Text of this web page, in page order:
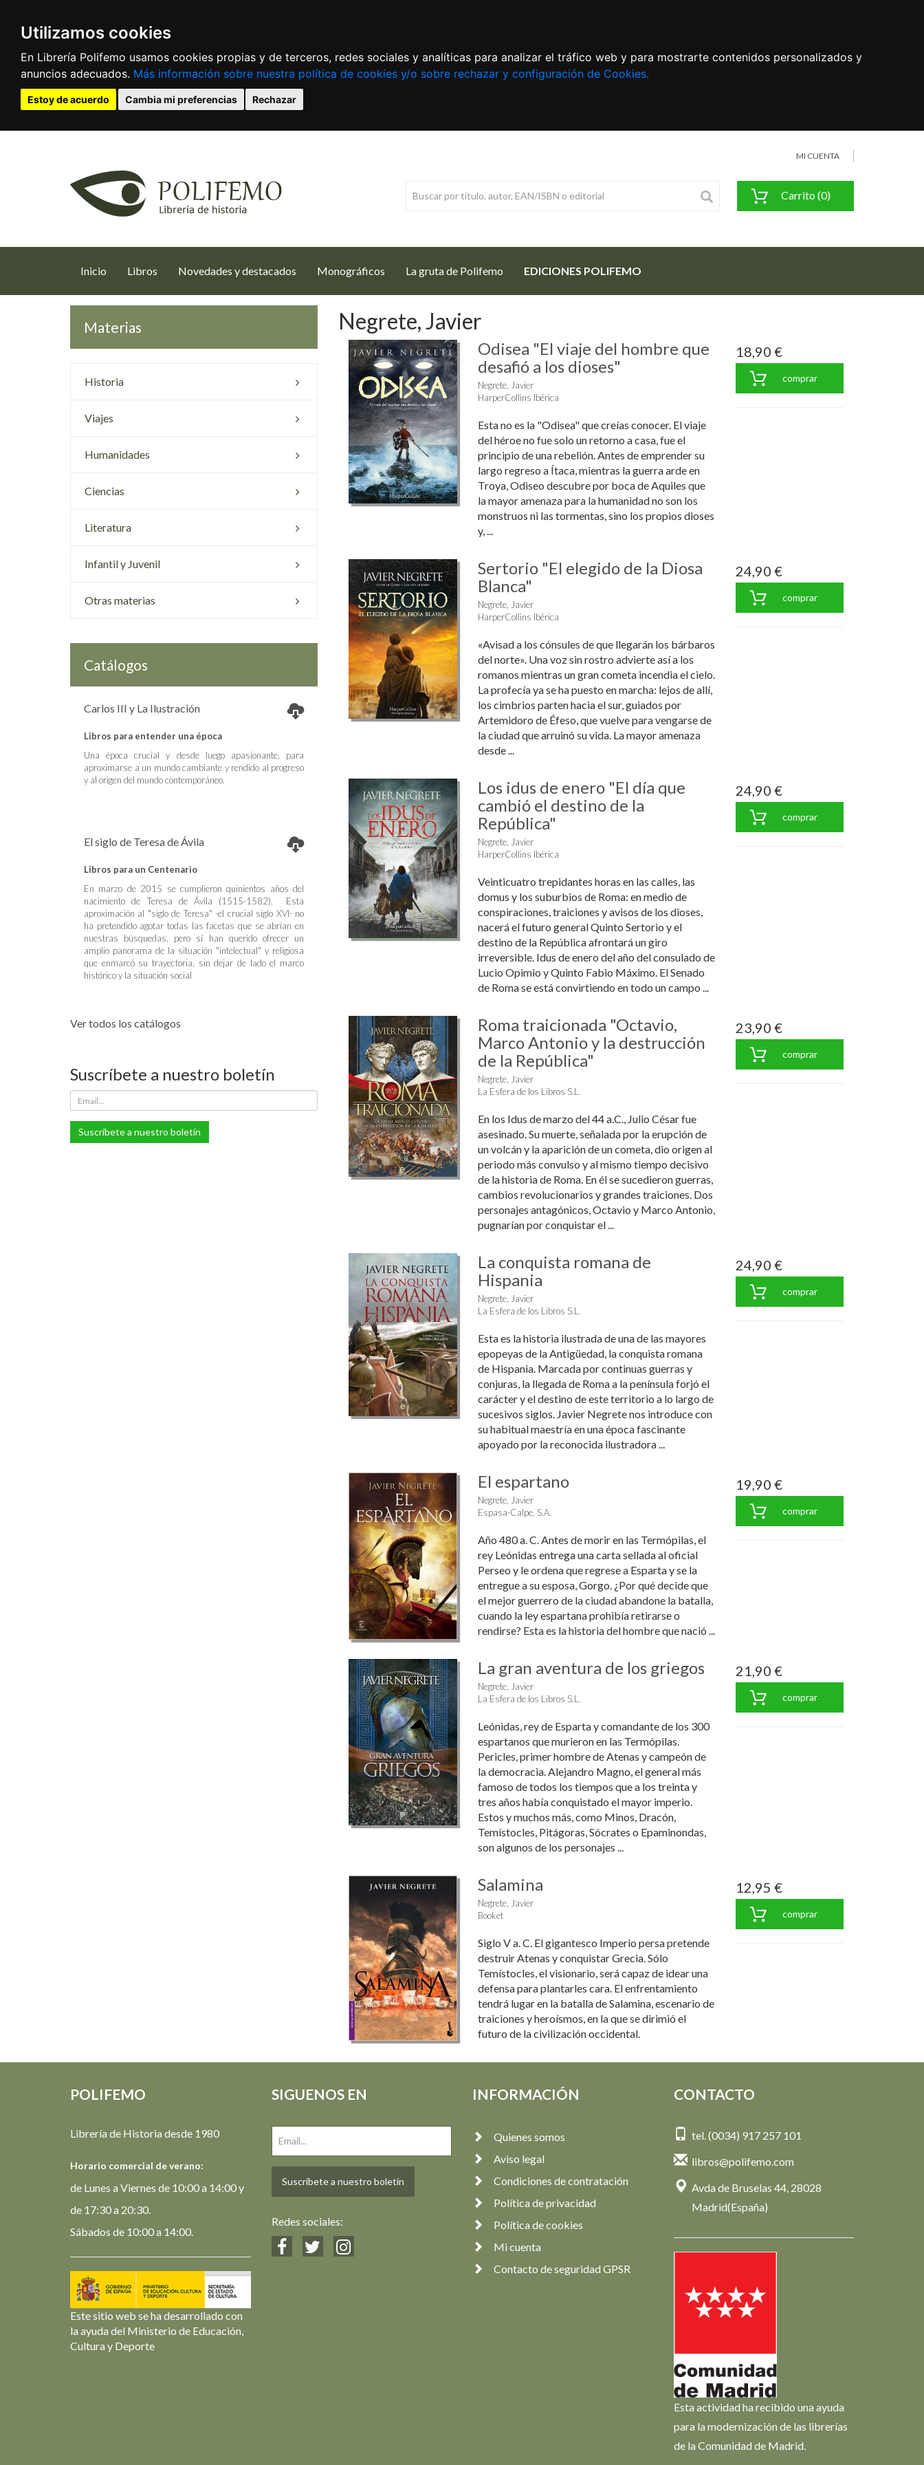
Utilizamos cookies
En Librería Polifemo usamos cookies propias y de terceros, redes sociales y analíticas para analizar el tráfico web y para mostrarte contenidos personalizados y
anuncios adecuados. Más información sobre nuestra política de cookies y/o sobre rechazar y configuración de Cookies.
Estoy de acuerdo Cambia mi preferencias Rechazar
MI CUENTA
Carrito (0)
Inicio (current)
Libros Novedades y destacados Monográficos La gruta de Polifemo EDICIONES POLIFEMO
Materias
Historia
Viajes
Humanidades
Ciencias
Literatura
Infantil y Juvenil
Otras materias
Catálogos
Carlos III y La Ilustración
Libros para entender una época
Una época crucial y desde luego apasionante, para
aproximarse a un mundo cambiante y rendido al progreso
y al origen del mundo contemporáneo.
El siglo de Teresa de Ávila
Libros para un Centenario
En marzo de 2015 se cumplieron quinientos años del
nacimiento de Teresa de Ávila (1515-1582). Esta
aproximación al "siglo de Teresa" -el crucial siglo XVI- no
ha pretendido agotar todas las facetas que se abrían en
nuestras búsquedas, pero sí han querido ofrecer un
amplio panorama de la situación "intelectual" y religiosa
que enmarcó su trayectoria, sin dejar de lado el marco
histórico y la situación social
Ver todos los catálogos
Suscríbete a nuestro boletín
Suscríbete a nuestro boletín
Negrete, Javier
Odisea "El viaje del hombre que
desafió a los dioses"
Negrete, Javier
HarperCollins Ibérica
Esta no es la "Odisea" que creías conocer. El viaje
del héroe no fue solo un retorno a casa, fue el
principio de una rebelión. Antes de emprender su
largo regreso a Ítaca, mientras la guerra arde en
Troya, Odiseo descubre por boca de Aquiles que
la mayor amenaza para la humanidad no son los
monstruos ni las tormentas, sino los propios dioses
y, ...
18,90 €
comprar
Sertorio "El elegido de la Diosa
Blanca"
Negrete, Javier
HarperCollins Ibérica
«Avisad a los cónsules de que llegarán los bárbaros
del norte». Una voz sin rostro advierte así a los
romanos mientras un gran cometa incendia el cielo.
La profecía ya se ha puesto en marcha: lejos de allí,
los cimbrios parten hacia el sur, guiados por
Artemidoro de Éfeso, que vuelve para vengarse de
la ciudad que arruinó su vida. La mayor amenaza
desde ...
24,90 €
comprar
Los idus de enero "El día que
cambió el destino de la
República"
Negrete, Javier
HarperCollins Ibérica
Veinticuatro trepidantes horas en las calles, las
domus y los suburbios de Roma: en medio de
conspiraciones, traiciones y avisos de los dioses,
nacerá el futuro general Quinto Sertorio y el
destino de la República afrontará un giro
irreversible. Idus de enero del año del consulado de
Lucio Opimio y Quinto Fabio Máximo. El Senado
de Roma se está convirtiendo en todo un campo ...
24,90 €
comprar
Roma traicionada "Octavio,
Marco Antonio y la destrucción
de la República"
Negrete, Javier
La Esfera de los Libros S.L.
En los Idus de marzo del 44 a.C., Julio César fue
asesinado. Su muerte, señalada por la erupción de
un volcán y la aparición de un cometa, dio origen al
periodo más convulso y al mismo tiempo decisivo
de la historia de Roma. En él se sucedieron guerras,
cambios revolucionarios y grandes traiciones. Dos
personajes antagónicos, Octavio y Marco Antonio,
pugnarían por conquistar el ...
23,90 €
comprar
La conquista romana de
Hispania
Negrete, Javier
La Esfera de los Libros S.L.
Esta es la historia ilustrada de una de las mayores
epopeyas de la Antigüedad, la conquista romana
de Hispania. Marcada por continuas guerras y
conjuras, la llegada de Roma a la península forjó el
carácter y el destino de este territorio a lo largo de
sucesivos siglos. Javier Negrete nos introduce con
su habitual maestría en una época fascinante
apoyado por la reconocida ilustradora ...
24,90 €
comprar
El espartano
Negrete, Javier
Espasa-Calpe, S.A.
Año 480 a. C. Antes de morir en las Termópilas, el
rey Leónidas entrega una carta sellada al oficial
Perseo y le ordena que regrese a Esparta y se la
entregue a su esposa, Gorgo. ¿Por qué decide que
el mejor guerrero de la ciudad abandone la batalla,
cuando la ley espartana prohibía retirarse o
rendirse? Esta es la historia del hombre que nació ...
19,90 €
comprar
La gran aventura de los griegos
Negrete, Javier
La Esfera de los Libros S.L.
Leónidas, rey de Esparta y comandante de los 300
espartanos que murieron en las Termópilas.
Pericles, primer hombre de Atenas y campeón de
la democracia. Alejandro Magno, el general más
famoso de todos los tiempos que a los treinta y
tres años había conquistado el mayor imperio.
Estos y muchos más, como Minos, Dracón,
Temístocles, Pitágoras, Sócrates o Epaminondas,
son algunos de los personajes ...
21,90 €
comprar
Salamina
Negrete, Javier
Booket
Siglo V a. C. El gigantesco Imperio persa pretende
destruir Atenas y conquistar Grecia. Sólo
Temístocles, el visionario, será capaz de idear una
defensa para plantarles cara. El enfrentamiento
tendrá lugar en la batalla de Salamina, escenario de
traiciones y heroísmos, en la que se dirimió el
futuro de la civilización occidental.
12,95 €
comprar
POLIFEMO
Librería de Historia desde 1980
Horario comercial de verano:
de Lunes a Viernes de 10:00 a 14:00 y
de 17:30 a 20:30.
Sábados de 10:00 a 14:00.
Este sitio web se ha desarrollado con
la ayuda del Ministerio de Educación,
Cultura y Deporte
SIGUENOS EN
Suscríbete a nuestro boletín
Redes sociales:
INFORMACIÓN
Quienes somos
Aviso legal
Condiciones de contratación
Política de privacidad
Política de cookies
Mi cuenta
Contacto de seguridad GPSR
CONTACTO
tel. (0034) 917 257 101
libros@polifemo.com
Avda de Bruselas 44, 28028
Madrid(España)
Esta actividad ha recibido una ayuda
para la modernización de las librerías
de la Comunidad de Madrid.